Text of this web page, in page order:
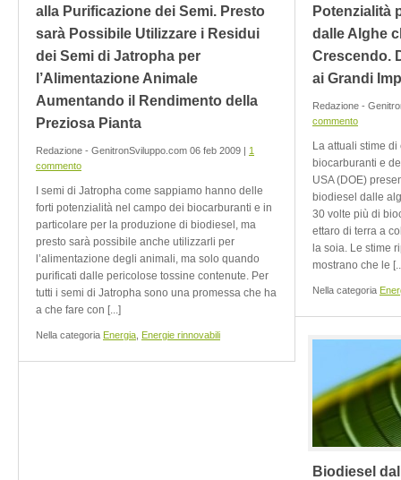
alla Purificazione dei Semi. Presto
sarà Possibile Utilizzare i Residui
dei Semi di Jatropha per
l’Alimentazione Animale
Aumentando il Rendimento della
Preziosa Pianta
Redazione - GenitronSviluppo.com 06 feb 2009 | 1
commento
I semi di Jatropha come sappiamo hanno delle
forti potenzialità nel campo dei biocarburanti e in
particolare per la produzione di biodiesel, ma
presto sarà possibile anche utilizzarli per
l’alimentazione degli animali, ma solo quando
purificati dalle pericolose tossine contenute. Per
tutti i semi di Jatropha sono una promessa che ha
a che fare con [...]
Nella categoria Energia Energie rinnovabili
Potenzialità
dalle Alghe
Crescendo.
ai Grandi
Redazione -
commento
La attuali stime
biocarburanti e
USA (DOE)
biodiesel dalle
30 volte più di
ettaro di terra a
la soia. Le stime
mostrano che le
Nella categoria
Biodiesel